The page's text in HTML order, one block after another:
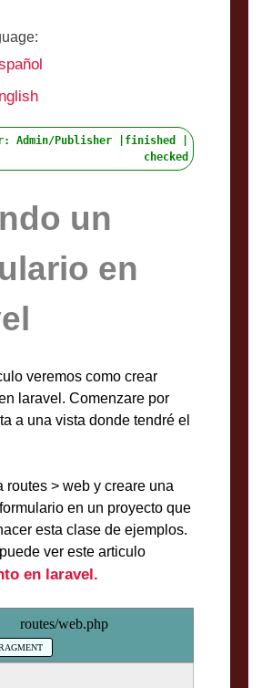
Admin/Publisher |finished |
checked
un
en
veremos como crear
laravel. Comenzare por
a una vista donde tendré el
routes > web y creare una
en un proyecto que
esta clase de ejemplos.
ver este articulo
en laravel.
routes/web.php